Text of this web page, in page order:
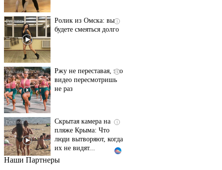
будете смеяться долго
видео пересмотришь
не раз
пляже Крыма: Что
люди вытворяют, когда
их не видят...
Ролик длится
Наши Партнеры